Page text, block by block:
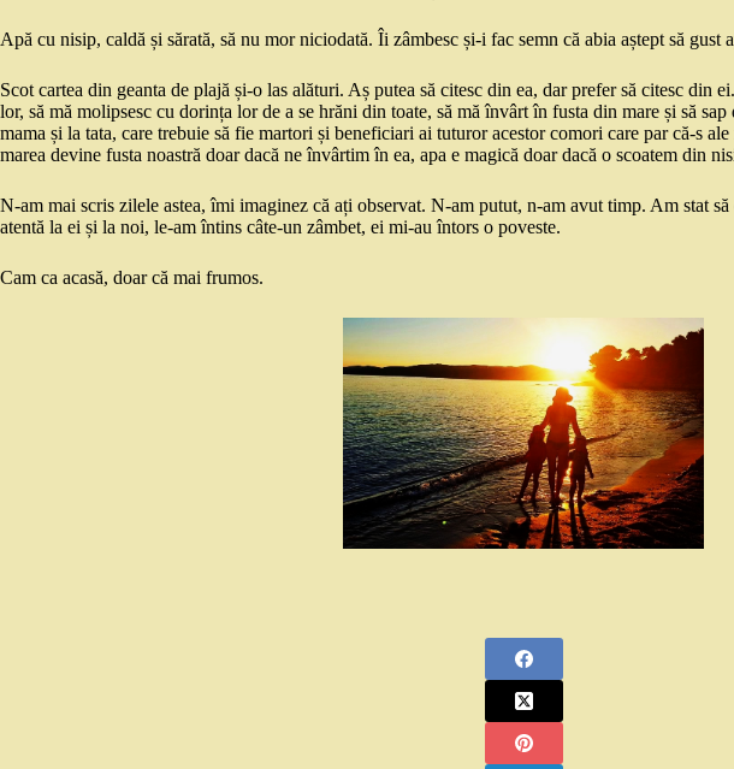
Apă cu nisip, caldă și sărată, să nu mor niciodată. Îi zâmbesc și-i fac semn că abia aștept să gust
Scot cartea din geanta de plajă și-o las alături. Aș putea să citesc din ea, dar prefer să citesc din
lor, să mă molipsesc cu dorința lor de a se hrăni din toate, să mă învârt în fusta din mare și să
mama și la tata, care trebuie să fie martori și beneficiari ai tuturor acestor comori care par că-s
marea devine fusta noastră doar dacă ne învârtim în ea, apa e magică doar dacă o scoatem din
N-am mai scris zilele astea, îmi imaginez că ați observat. N-am putut, n-am avut timp. Am stat
atentă la ei și la noi, le-am întins câte-un zâmbet, ei mi-au întors o poveste.
Cam ca acasă, doar că mai frumos.